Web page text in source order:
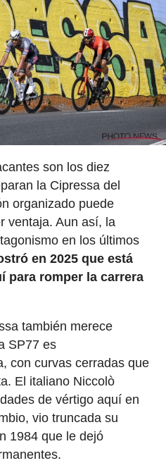
son los diez
la Cipressa del
organizado puede
ventaja. Aun así, la
en los últimos
en 2025 que está
para romper la carrera
también merece
SP77 es
con curvas cerradas que
El italiano Niccolò
de vértigo aquí en
vio truncada su
1984 que le dejó